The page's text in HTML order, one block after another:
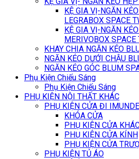
KỆ GIA VỊ-NGĂN
LEGRABOX SPACE
KỆ GIA VỊ-NGĂN
MERIVOBOX SPACE
KHAY CHIA NGĂN KÉO
NGĂN KÉO DƯỚI CHẬU
NGĂN KÉO GÓC BLUM
Phụ Kiện Chiếu Sáng
Phụ Kiện Chiếu Sáng
PHỤ KIỆN NỘI THẤT KHÁC
PHỤ KIỆN CỬA ĐI
KHÓA CỬA
PHỤ KIỆN CỬA
PHỤ KIỆN CỬA KÍNH
PHỤ KIỆN CỬA
PHỤ KIỆN TỦ ÁO